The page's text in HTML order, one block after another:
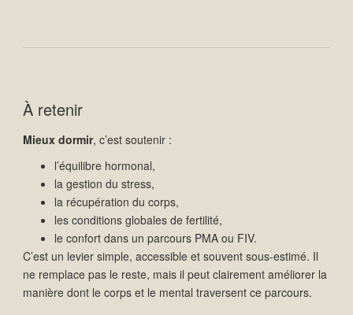
À retenir
Mieux dormir, c’est soutenir :
l’équilibre hormonal,
la gestion du stress,
la récupération du corps,
les conditions globales de fertilité,
le confort dans un parcours PMA ou FIV.
C’est un levier simple, accessible et souvent sous-estimé. Il
ne remplace pas le reste, mais il peut clairement améliorer la
manière dont le corps et le mental traversent ce parcours.